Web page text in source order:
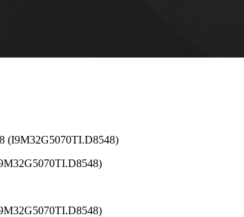
(I9M32G5070TI.D8548)